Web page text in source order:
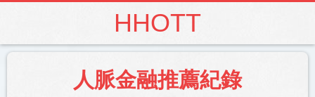
HHOTT
人脈金融推薦紀錄